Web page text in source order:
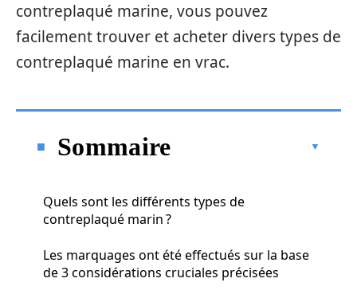
contreplaqué marine, vous pouvez
facilement trouver et acheter divers types de
contreplaqué marine en vrac.
Sommaire
Quels sont les différents types de
contreplaqué marin ?
Les marquages ont été effectués sur la base
de 3 considérations cruciales précisées